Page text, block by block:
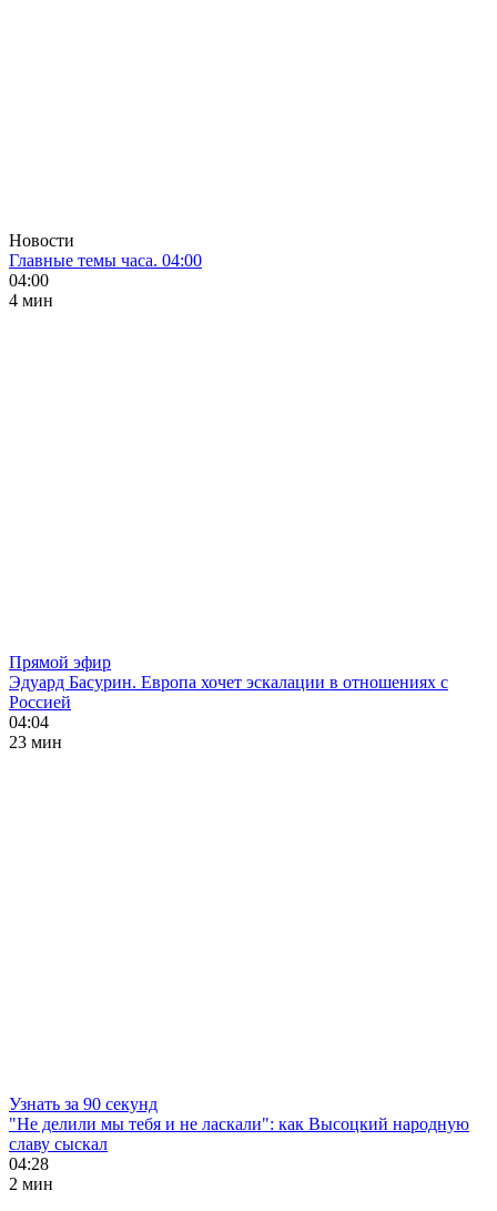
Новости
Главные темы часа. 04:00
04:00
4 мин
Прямой эфир
Эдуард Басурин. Европа хочет эскалации в отношениях с
Россией
04:04
23 мин
Узнать за 90 секунд
"Не делили мы тебя и не ласкали": как Высоцкий народную
славу сыскал
04:28
2 мин